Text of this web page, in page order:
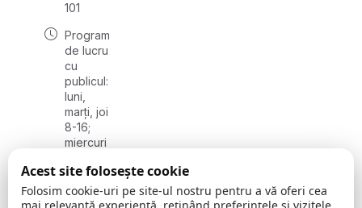
101
Program
de lucru
cu
publicul:
luni,
marți, joi
8-16;
miercuri
vineri 8-
14
Acest site folosește cookie
Folosim cookie-uri pe site-ul nostru pentru a vă oferi cea